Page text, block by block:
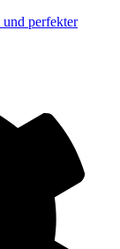
perfekter